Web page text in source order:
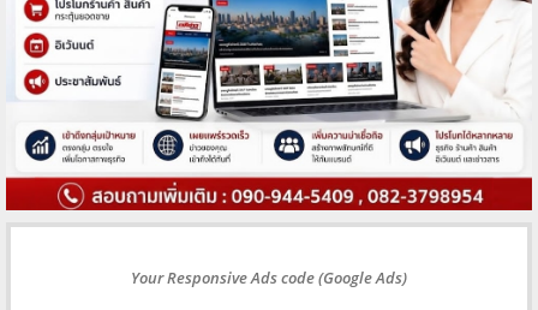
Your Responsive Ads code (Google Ads)